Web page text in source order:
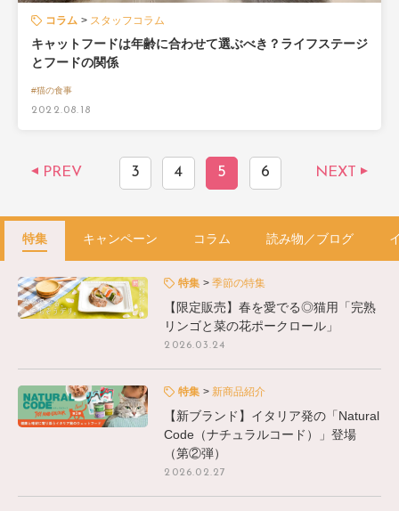
コラム スタッフコラム
キャットフードは年齢に合わせて選ぶべき？ライフステージ
とフードの関係
#猫の食事
2022.08.18
PREV 3 4 5 6 NEXT
特集 キャンペーン コラム 読み物／ブログ
特集 季節の特集
【限定販売】春を愛でる◎猫用「完熟
リンゴと菜の花ポークロール」
2026.03.24
特集 新商品紹介
【新ブランド】イタリア発の「Natural
Code（ナチュラルコード）」登場
（第②弾）
2026.02.27